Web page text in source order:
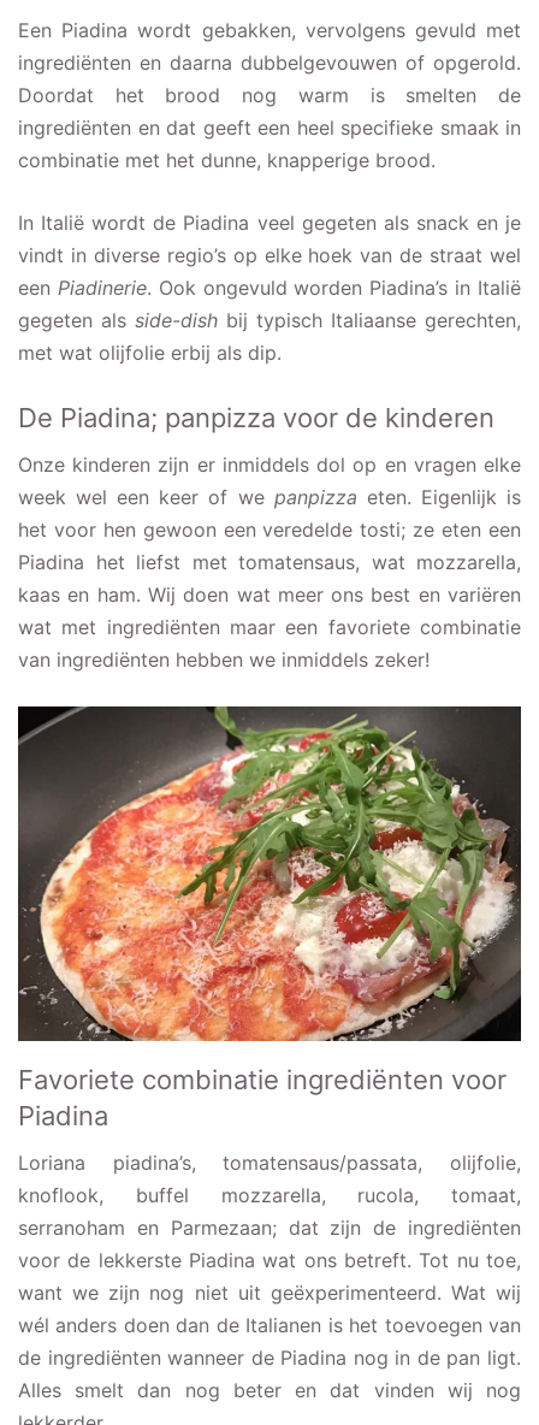
Een Piadina wordt gebakken, vervolgens gevuld met
ingrediënten en daarna dubbelgevouwen of opgerold.
Doordat het brood nog warm is smelten de
ingrediënten en dat geeft een heel specifieke smaak in
combinatie met het dunne, knapperige brood.
In Italië wordt de Piadina veel gegeten als snack en je
vindt in diverse regio’s op elke hoek van de straat wel
een Piadinerie. Ook ongevuld worden Piadina’s in Italië
gegeten als side-dish bij typisch Italiaanse gerechten,
met wat olijfolie erbij als dip.
De Piadina; panpizza voor de kinderen
Onze kinderen zijn er inmiddels dol op en vragen elke
week wel een keer of we panpizza eten. Eigenlijk is
het voor hen gewoon een veredelde tosti; ze eten een
Piadina het liefst met tomatensaus, wat mozzarella,
kaas en ham. Wij doen wat meer ons best en variëren
wat met ingrediënten maar een favoriete combinatie
van ingrediënten hebben we inmiddels zeker!
Favoriete combinatie ingrediënten voor
Piadina
Loriana piadina’s, tomatensaus/passata, olijfolie,
knoflook, buffel mozzarella, rucola, tomaat,
serranoham en Parmezaan; dat zijn de ingrediënten
voor de lekkerste Piadina wat ons betreft. Tot nu toe,
want we zijn nog niet uit geëxperimenteerd. Wat wij
wél anders doen dan de Italianen is het toevoegen van
de ingrediënten wanneer de Piadina nog in de pan ligt.
Alles smelt dan nog beter en dat vinden wij nog